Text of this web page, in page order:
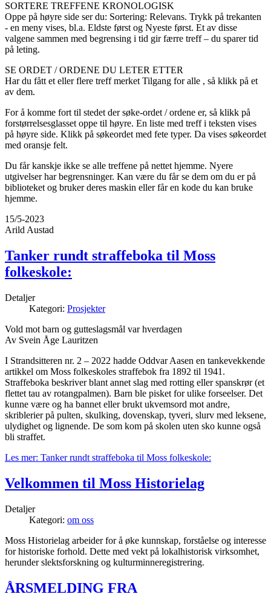
SORTERE TREFFENE KRONOLOGISK
Oppe på høyre side ser du: Sortering: Relevans. Trykk på trekanten
- en meny vises, bl.a. Eldste først og Nyeste først. Et av disse
valgene sammen med begrensing i tid gir færre treff – du sparer tid
på leting.
SE ORDET / ORDENE DU LETER ETTER
Har du fått et eller flere treff merket Tilgang for alle , så klikk på et
av dem.
For å komme fort til stedet der søke-ordet / ordene er, så klikk på
forstørrelsesglasset oppe til høyre. En liste med treff i teksten vises
på høyre side. Klikk på søkeordet med fete typer. Da vises søkeordet
med oransje felt.
Du får kanskje ikke se alle treffene på nettet hjemme. Nyere
utgivelser har begrensninger. Kan være du får se dem om du er på
biblioteket og bruker deres maskin eller får en kode du kan bruke
hjemme.
15/5-2023
Arild Austad
Tanker rundt straffeboka til Moss
folkeskole:
Detaljer
Kategori: Prosjekter
Vold mot barn og gutteslagsmål var hverdagen
Av Svein Åge Lauritzen
I Strandsitteren nr. 2 – 2022 hadde Oddvar Aasen en tankevekkende
artikkel om Moss folkeskoles straffebok fra 1892 til 1941.
Straffeboka beskriver blant annet slag med rotting eller spanskrør (et
flettet tau av rotangpalmen). Barn ble pisket for ulike forseelser. Det
kunne være og ha bannet eller brukt ukvemsord mot andre,
skriblerier på pulten, skulking, dovenskap, tyveri, slurv med leksene,
ulydighet og lignende. De som kom på skolen uten sko kunne også
bli straffet.
Les mer: Tanker rundt straffeboka til Moss folkeskole:
Velkommen til Moss Historielag
Detaljer
Kategori: om oss
Moss Historielag arbeider for å øke kunnskap, forståelse og interesse
for historiske forhold. Dette med vekt på lokalhistorisk virksomhet,
herunder slektsforskning og kulturminneregistrering.
ÅRSMELDING FRA